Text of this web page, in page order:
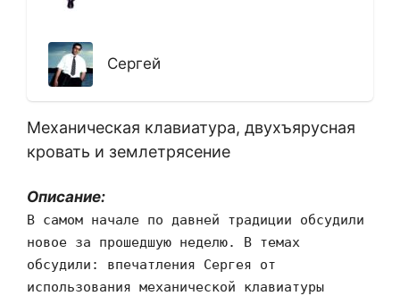
Сергей
Механическая клавиатура, двухъярусная
кровать и землетрясение
Описание:
В самом начале по давней традиции обсудили
новое за прошедшую неделю. В темах
обсудили: впечатления Сергея от
использования механической клавиатуры